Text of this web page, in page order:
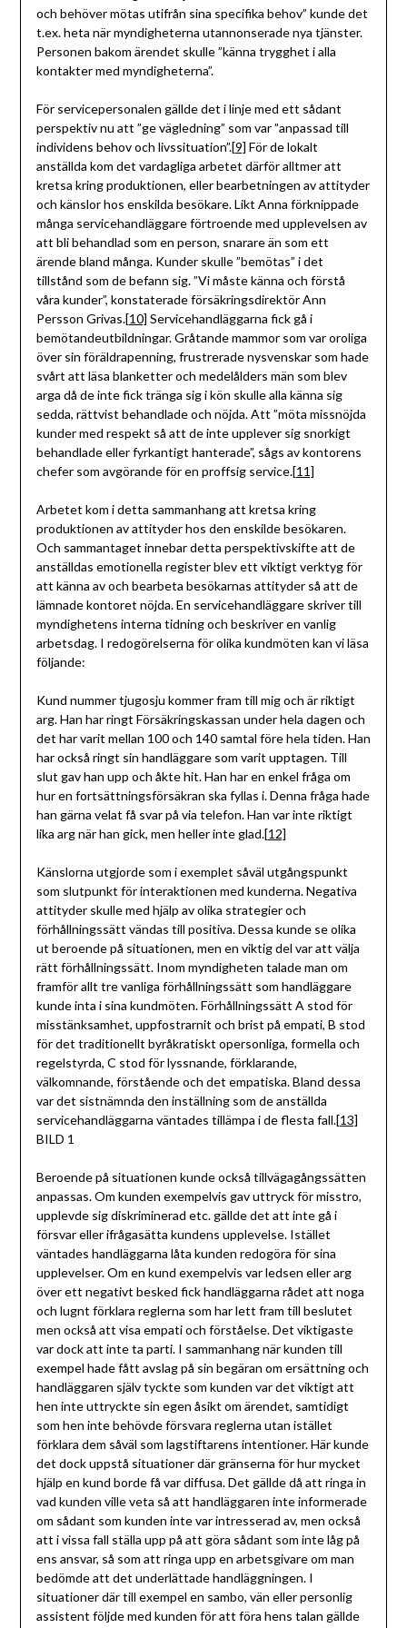
och behöver mötas utifrån sina specifika behov” kunde det
t.ex. heta när myndigheterna utannonserade nya tjänster.
Personen bakom ärendet skulle ”känna trygghet i alla
kontakter med myndigheterna”.
För servicepersonalen gällde det i linje med ett sådant
perspektiv nu att ”ge vägledning” som var ”anpassad till
individens behov och livssituation”.[9] För de lokalt
anställda kom det vardagliga arbetet därför alltmer att
kretsa kring produktionen, eller bearbetningen av attityder
och känslor hos enskilda besökare. Likt Anna förknippade
många servicehandläggare förtroende med upplevelsen av
att bli behandlad som en person, snarare än som ett
ärende bland många. Kunder skulle ”bemötas” i det
tillstånd som de befann sig. ”Vi måste känna och förstå
våra kunder”, konstaterade försäkringsdirektör Ann
Persson Grivas.[10] Servicehandläggarna fick gå i
bemötandeutbildningar. Gråtande mammor som var oroliga
över sin föräldrapenning, frustrerade nysvenskar som hade
svårt att läsa blanketter och medelålders män som blev
arga då de inte fick tränga sig i kön skulle alla känna sig
sedda, rättvist behandlade och nöjda. Att ”möta missnöjda
kunder med respekt så att de inte upplever sig snorkigt
behandlade eller fyrkantigt hanterade”, sågs av kontorens
chefer som avgörande för en proffsig service.[11]
Arbetet kom i detta sammanhang att kretsa kring
produktionen av attityder hos den enskilde besökaren.
Och sammantaget innebar detta perspektivskifte att de
anställdas emotionella register blev ett viktigt verktyg för
att känna av och bearbeta besökarnas attityder så att de
lämnade kontoret nöjda. En servicehandläggare skriver till
myndighetens interna tidning och beskriver en vanlig
arbetsdag. I redogörelserna för olika kundmöten kan vi läsa
följande:
Kund nummer tjugosju kommer fram till mig och är riktigt
arg. Han har ringt Försäkringskassan under hela dagen och
det har varit mellan 100 och 140 samtal före hela tiden. Han
har också ringt sin handläggare som varit upptagen. Till
slut gav han upp och åkte hit. Han har en enkel fråga om
hur en fortsättningsförsäkran ska fyllas i. Denna fråga hade
han gärna velat få svar på via telefon. Han var inte riktigt
lika arg när han gick, men heller inte glad.[12]
Känslorna utgjorde som i exemplet såväl utgångspunkt
som slutpunkt för interaktionen med kunderna. Negativa
attityder skulle med hjälp av olika strategier och
förhållningssätt vändas till positiva. Dessa kunde se olika
ut beroende på situationen, men en viktig del var att välja
rätt förhållningssätt. Inom myndigheten talade man om
framför allt tre vanliga förhållningssätt som handläggare
kunde inta i sina kundmöten. Förhållningssätt A stod för
misstänksamhet, uppfostrarnit och brist på empati, B stod
för det traditionellt byråkratiskt opersonliga, formella och
regelstyrda, C stod för lyssnande, förklarande,
välkomnande, förstående och det empatiska. Bland dessa
var det sistnämnda den inställning som de anställda
servicehandläggarna väntades tillämpa i de flesta fall.[13]
BILD 1
Beroende på situationen kunde också tillvägagångssätten
anpassas. Om kunden exempelvis gav uttryck för misstro,
upplevde sig diskriminerad etc. gällde det att inte gå i
försvar eller ifrågasätta kundens upplevelse. Istället
väntades handläggarna låta kunden redogöra för sina
upplevelser. Om en kund exempelvis var ledsen eller arg
över ett negativt besked fick handläggarna rådet att noga
och lugnt förklara reglerna som har lett fram till beslutet
men också att visa empati och förståelse. Det viktigaste
var dock att inte ta parti. I sammanhang när kunden till
exempel hade fått avslag på sin begäran om ersättning och
handläggaren själv tyckte som kunden var det viktigt att
hen inte uttryckte sin egen åsikt om ärendet, samtidigt
som hen inte behövde försvara reglerna utan istället
förklara dem såväl som lagstiftarens intentioner. Här kunde
det dock uppstå situationer där gränserna för hur mycket
hjälp en kund borde få var diffusa. Det gällde då att ringa in
vad kunden ville veta så att handläggaren inte informerade
om sådant som kunden inte var intresserad av, men också
att i vissa fall ställa upp på att göra sådant som inte låg på
ens ansvar, så som att ringa upp en arbetsgivare om man
bedömde att det underlättade handläggningen. I
situationer där till exempel en sambo, vän eller personlig
assistent följde med kunden för att föra hens talan gällde